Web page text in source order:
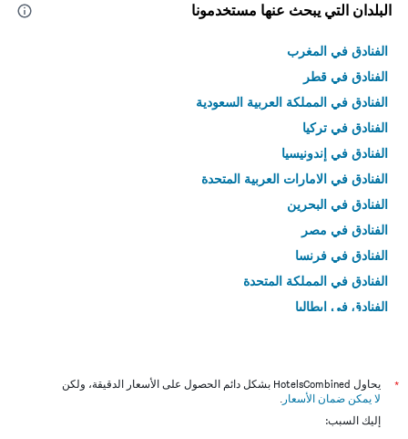
البلدان التي يبحث عنها مستخدمونا
الفنادق في المغرب
الفنادق في قطر
الفنادق في المملكة العربية السعودية
الفنادق في تركيا
الفنادق في إندونيسيا
الفنادق في الامارات العربية المتحدة
الفنادق في البحرين
الفنادق في مصر
الفنادق في فرنسا
الفنادق في المملكة المتحدة
الفنادق في إيطاليا
*
يحاول HotelsCombined بشكل دائم الحصول على الأسعار الدقيقة، ولكن
لا يمكن ضمان الأسعار .
إليك السبب: